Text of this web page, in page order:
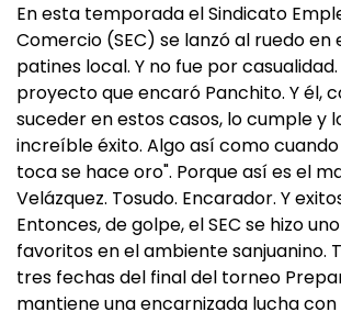
En esta temporada el Sindicato
Comercio (SEC) se lanzó al ruedo
patines local. Y no fue por
proyecto que encaró Panchito. Y él,
suceder en estos casos, lo cumple y
increíble éxito. Algo así como
toca se hace oro". Porque así es el
Velázquez. Tosudo. Encarador. Y
Entonces, de golpe, el SEC se hizo
favoritos en el ambiente sanjuanino.
tres fechas del final del torneo
mantiene una encarnizada lucha con